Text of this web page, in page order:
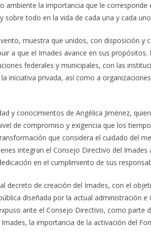
ambiente la importancia que le corresponde
sobre todo en la vida de cada una y cada
muestra que unidos, con disposición y
a que el Imades avance en sus propósitos.
federales y municipales, con las
iniciativa privada, así como a
y conocimientos de Angélica Jiménez,
de compromiso y exigencia que los
que considera el cuidado del
integran el Consejo Directivo del
en el cumplimiento de sus
decreto de creación del Imades, con el
diseñada por la actual administración e
ante el Consejo Directivo, como parte
la importancia de la activación del